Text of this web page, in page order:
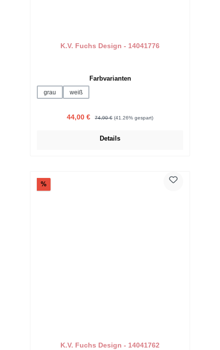
K.V. Fuchs Design - 14041776
Farbvariantenauswählen
grau weiß
Verkaufspreis:
44,00 € Regulärer Preis:
74,90 € (41.26% gespart)
Details
%Rabatt
K.V. Fuchs Design - 14041762